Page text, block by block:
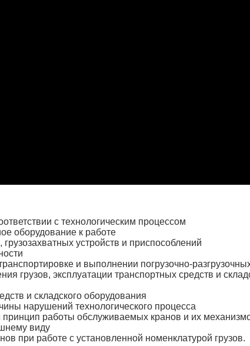
с технологическим процессом
оборудование к работе
устройств и приспособлений
и выполнении погрузочно-
грузов, эксплуатации транспортных средств и
и складского оборудования
нарушений технологического процесса
принцип работы обслуживаемых кранов и их
виду
при работе с установленной номенклатурой грузов.